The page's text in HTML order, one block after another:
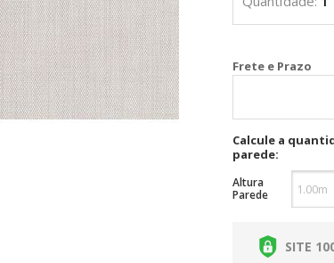
Calcule a
parede:
Altura
Parede
SITE